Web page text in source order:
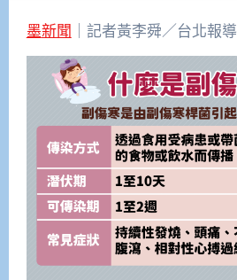
墨新聞 ｜記者黃李舜／台北報導